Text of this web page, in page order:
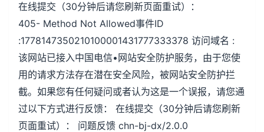
在线提交（30分钟后请您刷新页面重试）：
405- Method Not Allowed事件ID
:1778147350210100001431777333378 访问域名 :
该网站已接入中国电信•网站安全防护服务，由于您使
用的请求方法存在潜在安全风险，被网站安全防护拦
截。如果您有任何疑问或者认为这是一个误报，请您通
过以下方式进行反馈： 在线提交（30分钟后请您刷新
页面重试）： 问题反馈 chn-bj-dx/2.0.0